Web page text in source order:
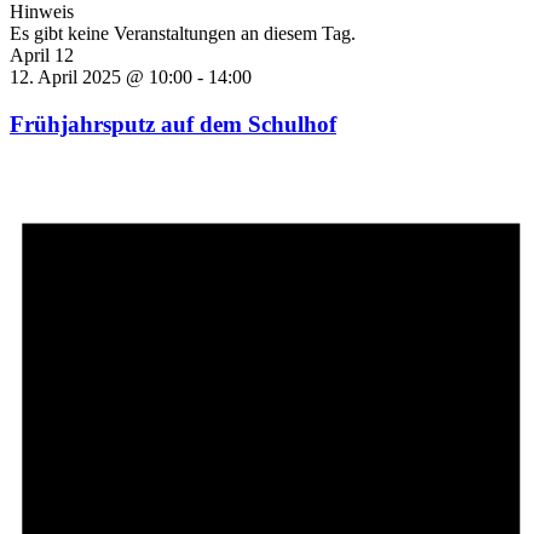
Hinweis
Es gibt keine Veranstaltungen an diesem Tag.
April 12
12. April 2025 @ 10:00 - 14:00
Frühjahrsputz auf dem Schulhof